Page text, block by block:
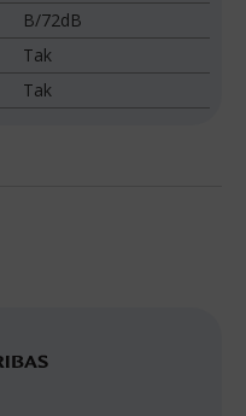
B/72dB
Tak
Tak